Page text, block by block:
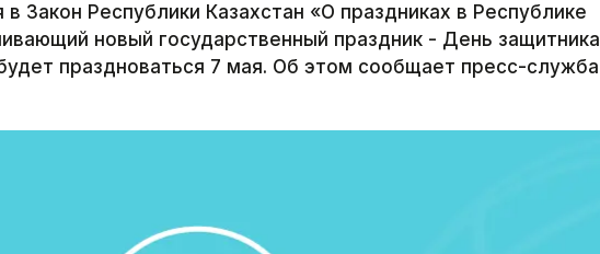
Закон Республики Казахстан «О праздниках в Республике
новый государственный праздник - День защитника
праздноваться 7 мая. Об этом сообщает пресс-служба